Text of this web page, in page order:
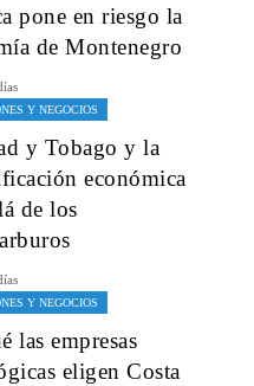
pone en riesgo la
de Montenegro
Y NEGOCIOS
y Tobago y la
económica
de los
Y NEGOCIOS
las empresas
eligen Costa